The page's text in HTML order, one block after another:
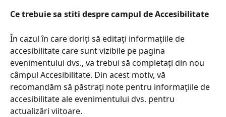
Ce trebuie sa stiti despre campul de Accesibilitate​
În cazul în care doriți să editați informațiile de
accesibilitate care sunt vizibile pe pagina
evenimentului dvs., va trebui să completați din nou
câmpul Accesibilitate. Din acest motiv, vă
recomandăm să păstrați note pentru informațiile de
accesibilitate ale evenimentului dvs. pentru
actualizări viitoare.